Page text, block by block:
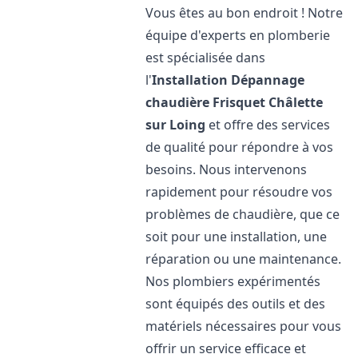
Vous êtes au bon endroit ! Notre
équipe d'experts en plomberie
est spécialisée dans
l'Installation Dépannage
chaudière Frisquet Châlette
sur Loing et offre des services
de qualité pour répondre à vos
besoins. Nous intervenons
rapidement pour résoudre vos
problèmes de chaudière, que ce
soit pour une installation, une
réparation ou une maintenance.
Nos plombiers expérimentés
sont équipés des outils et des
matériels nécessaires pour vous
offrir un service efficace et